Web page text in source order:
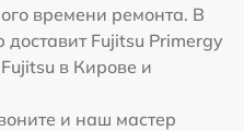
времени ремонта. В
Fujitsu Primergy
в Кирове и
и наш мастер